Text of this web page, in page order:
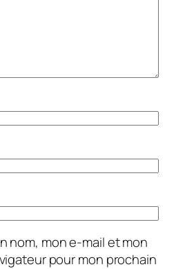
nom, mon e-mail et mon
pour mon prochain